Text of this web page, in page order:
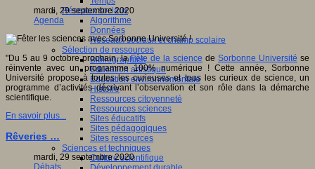
Réseaux sociaux
Algorithme
Données
Réseaux sociaux et champ scolaire
Sélection de ressources
Bibliographies
Education artistique
Education environnementale
Histoire
Ressources citoyenneté
Ressources sciences
Sites éducatifs
Sites pédagogiques
Sites ressources
Sciences et techniques
Culture scientifique
mardi, 29 septembre 2020
Agenda
"Du 5 au 9 octobre prochain, laFête de la science de Sorbonne Université se
réinvente avec un programme 100% numérique ! Cette année, Sorbonne
Université propose à toutes les curieuses et tous les curieux de science, un
programme d’activités décrivant l’observation et son rôle dans la démarche
scientifique.
En savoir plus...
Rêveries …
mardi, 29 septembre 2020
Débats